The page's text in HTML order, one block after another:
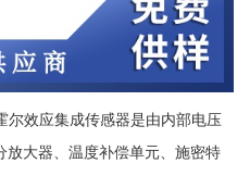
尔效应集成传感器是由内部电压
大器、温度补偿单元、施密特